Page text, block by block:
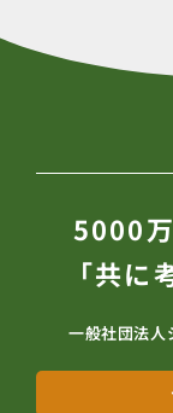
5000
「共に
一般社団法人